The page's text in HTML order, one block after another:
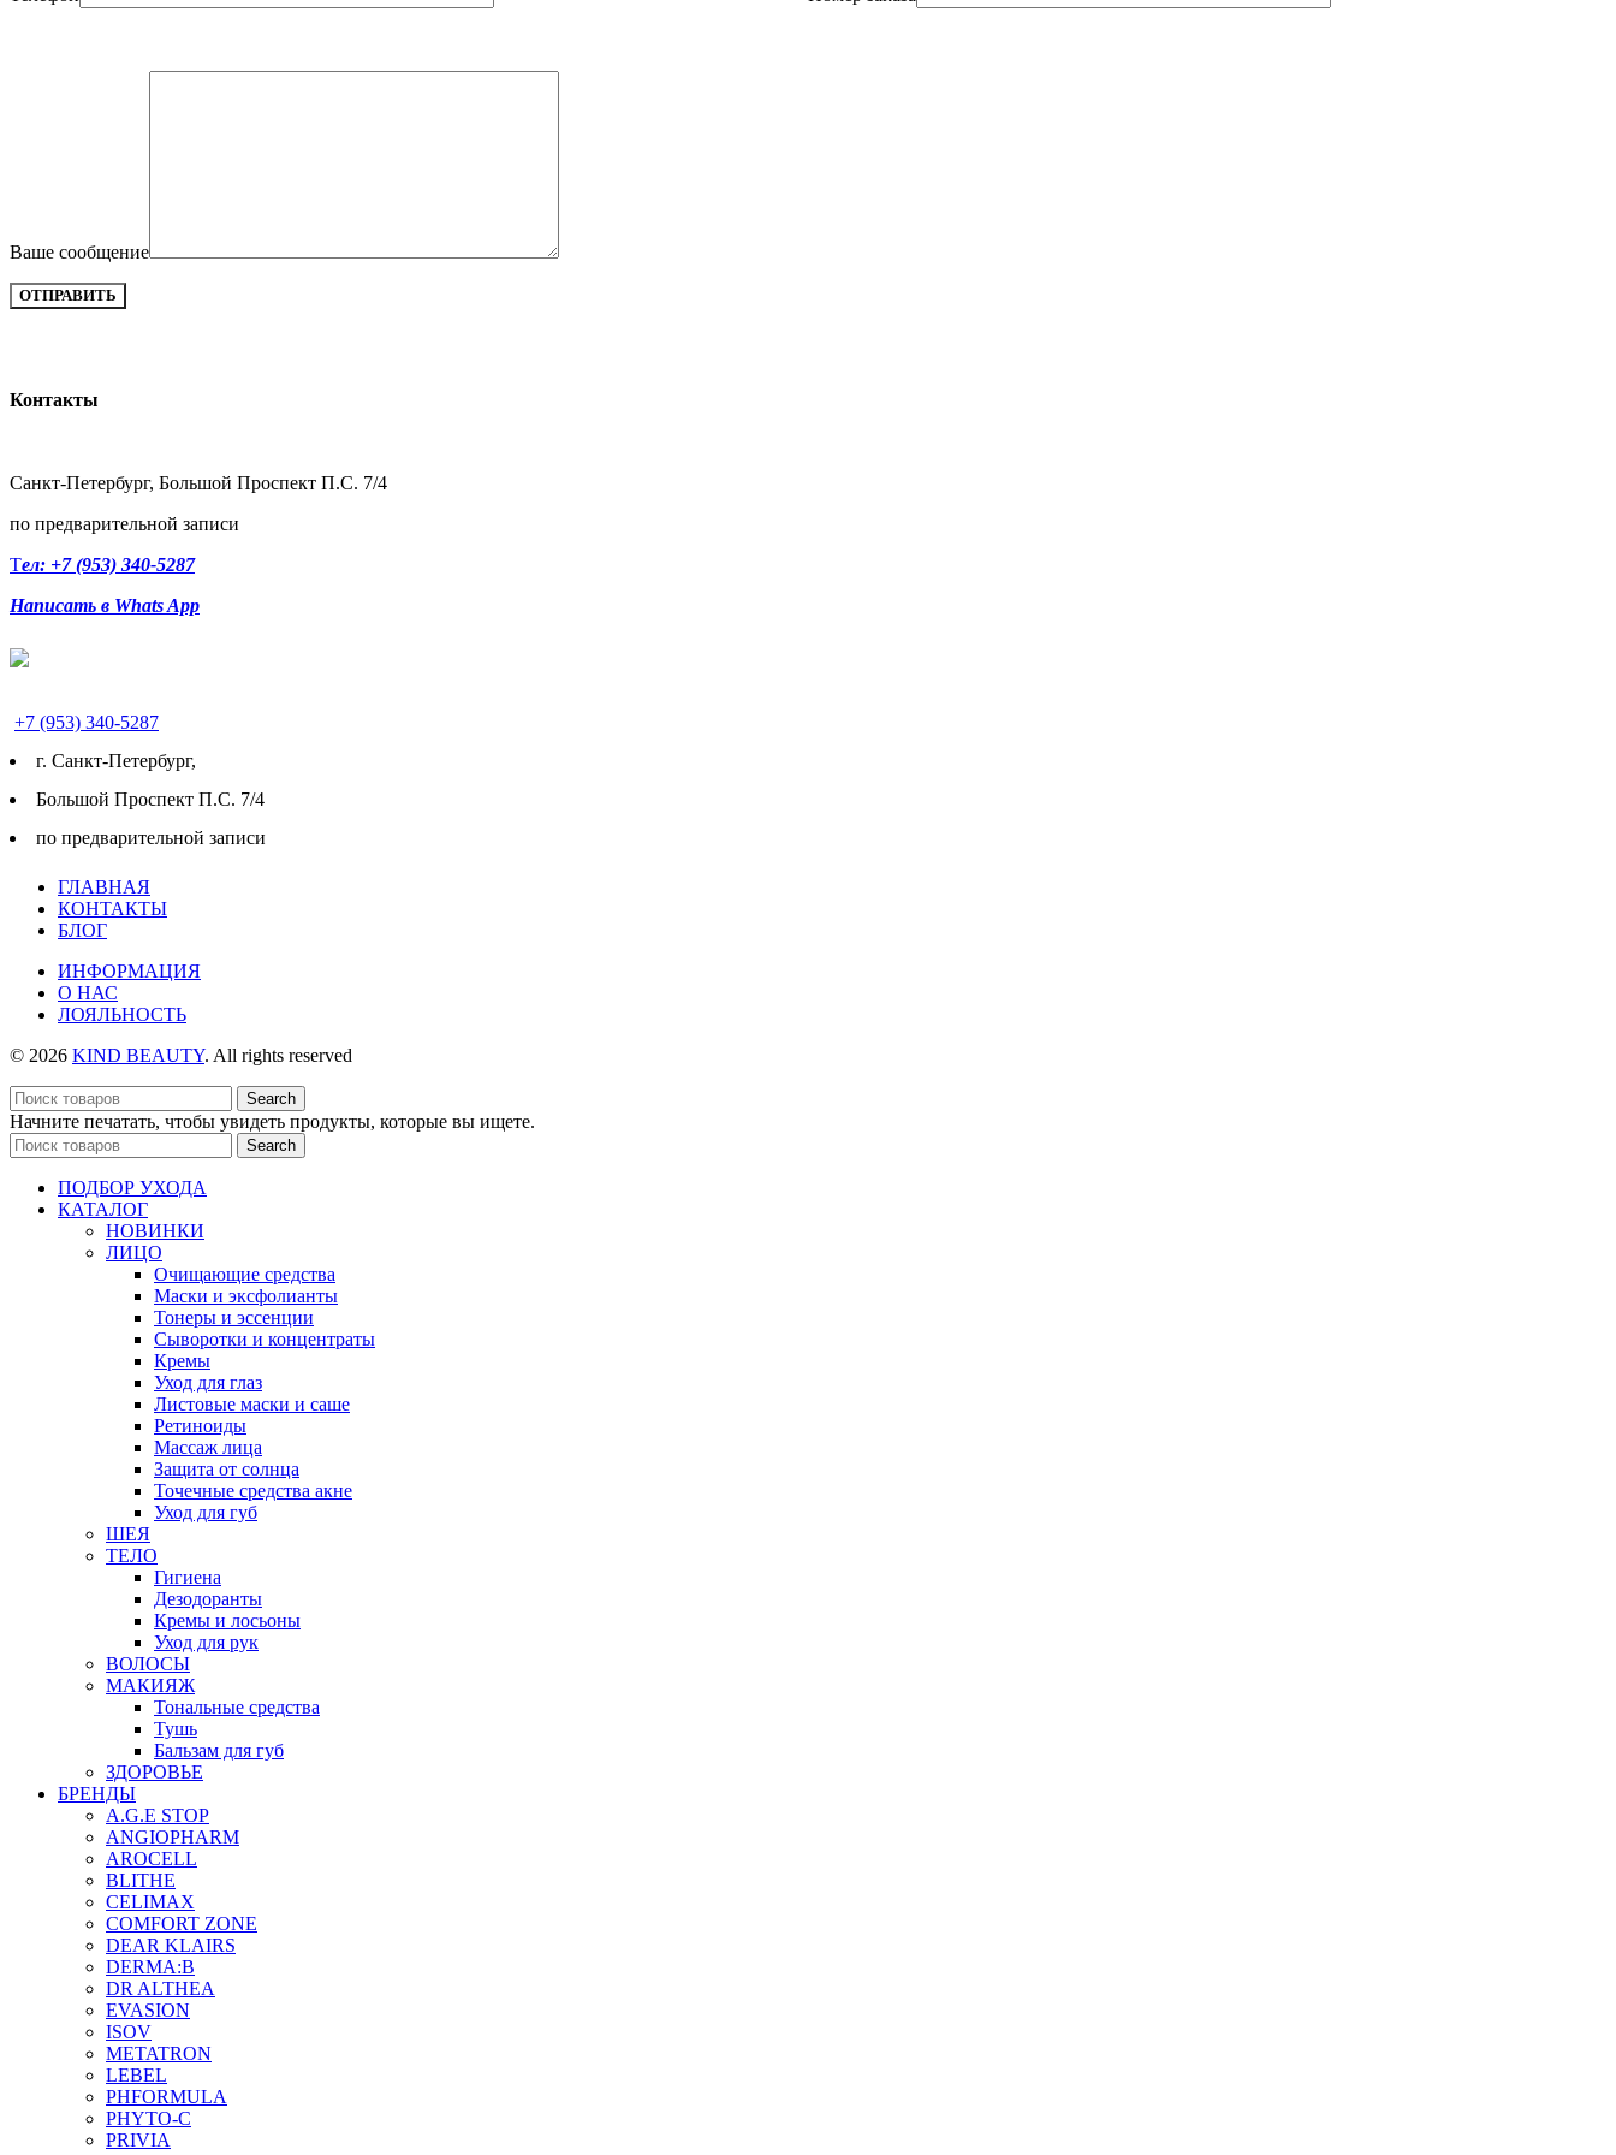
Ваше сообщение
Контакты
Санкт-Петербург, Большой Проспект П.С. 7/4
по предварительной записи
Тел: +7 (953) 340-5287
Написать в Whats App
+7 (953) 340-5287
г. Cанкт-Петербург,
Большой Проспект П.С. 7/4
по предварительной записи
ГЛАВНАЯ
КОНТАКТЫ
БЛОГ
ИНФОРМАЦИЯ
О НАС
ЛОЯЛЬНОСТЬ
© 2026 KIND BEAUTY. All rights reserved
Search
Начните печатать, чтобы увидеть продукты, которые вы ищете.
Search
ПОДБОР УХОДА
КАТАЛОГ
НОВИНКИ
ЛИЦО
Очищающие средства
Маски и эксфолианты
Тонеры и эссенции
Сыворотки и концентраты
Кремы
Уход для глаз
Листовые маски и саше
Ретиноиды
Массаж лица
Защита от солнца
Точечные средства акне
Уход для губ
ШЕЯ
ТЕЛО
Гигиена
Дезодоранты
Кремы и лосьоны
Уход для рук
ВОЛОСЫ
МАКИЯЖ
Тональные средства
Тушь
Бальзам для губ
ЗДОРОВЬЕ
БРЕНДЫ
A.G.E STOP
ANGIOPHARM
AROCELL
BLITHE
CELIMAX
COMFORT ZONE
DEAR KLAIRS
DERMA:B
DR ALTHEA
EVASION
ISOV
METATRON
LEBEL
PHFORMULA
PHYTO-C
PRIVIA